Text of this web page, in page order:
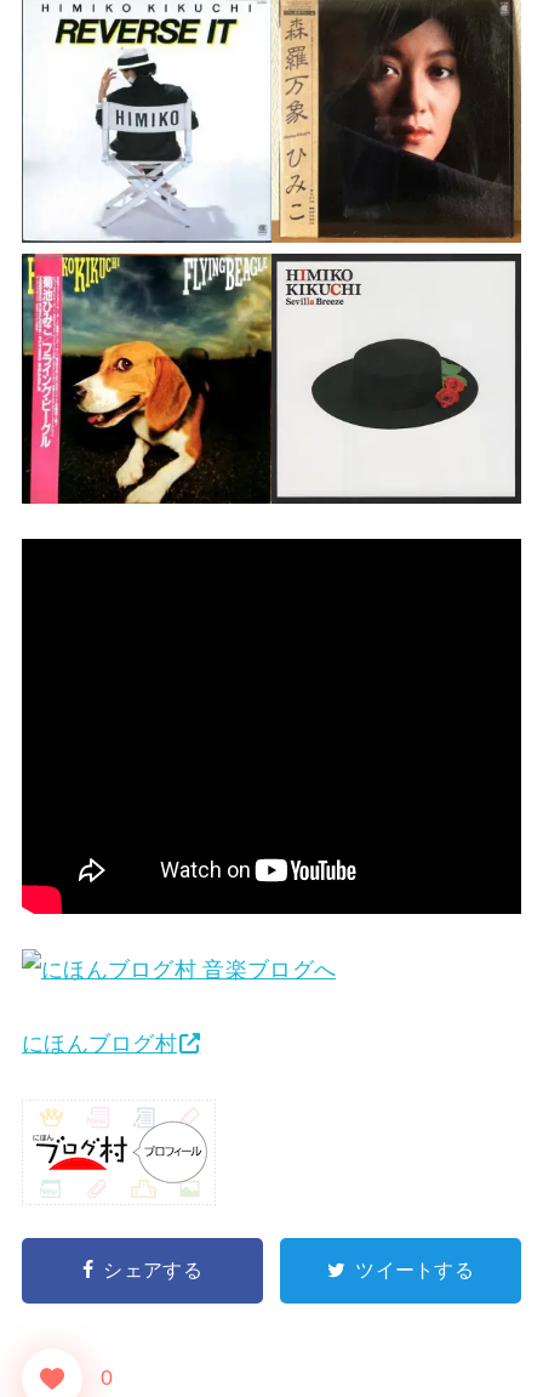
にほんブログ村
シェアする ツイートする
0